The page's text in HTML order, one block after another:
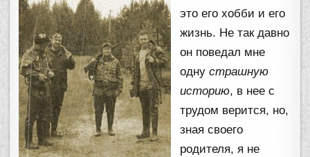
это его хобби и его
жизнь. Не так давно
он поведал мне
однустрашную
историю, в нее с
трудом верится, но,
зная своего
родителя, я не